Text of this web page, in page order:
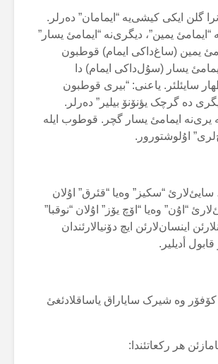
گلن ایکی کیشی‌یە “ایمامان” دەرلر.
“ایمامئ یمین”، دیگری‌نە “ایمامئ یسار”
یمین (ساغ‌داکی ایمام) قوطبون
یسار (سۇل‌داکی ایمام) دا
سایئلئر. یاعنی: “بیری قوطبون
دە گرچک یؤنۆنۆ بیلیر” دەرلر.
یری‌نە ایمامئ یسار گچر. قوطوب ایلە
اۇلوشتورور.
سایئ‌لارئ “سکیز” وەیا “قئرق” اۇلان
“اۇن” وەیا “اۆچ یۆز” اۇلان “نوقبا”
اینسان‌لارئن ایچ دۆنیالارئندان
أدیلیر.
کۆفۆر وە شیرک سایاراق یاساقلادئغئ
هر رکعاتئندا: